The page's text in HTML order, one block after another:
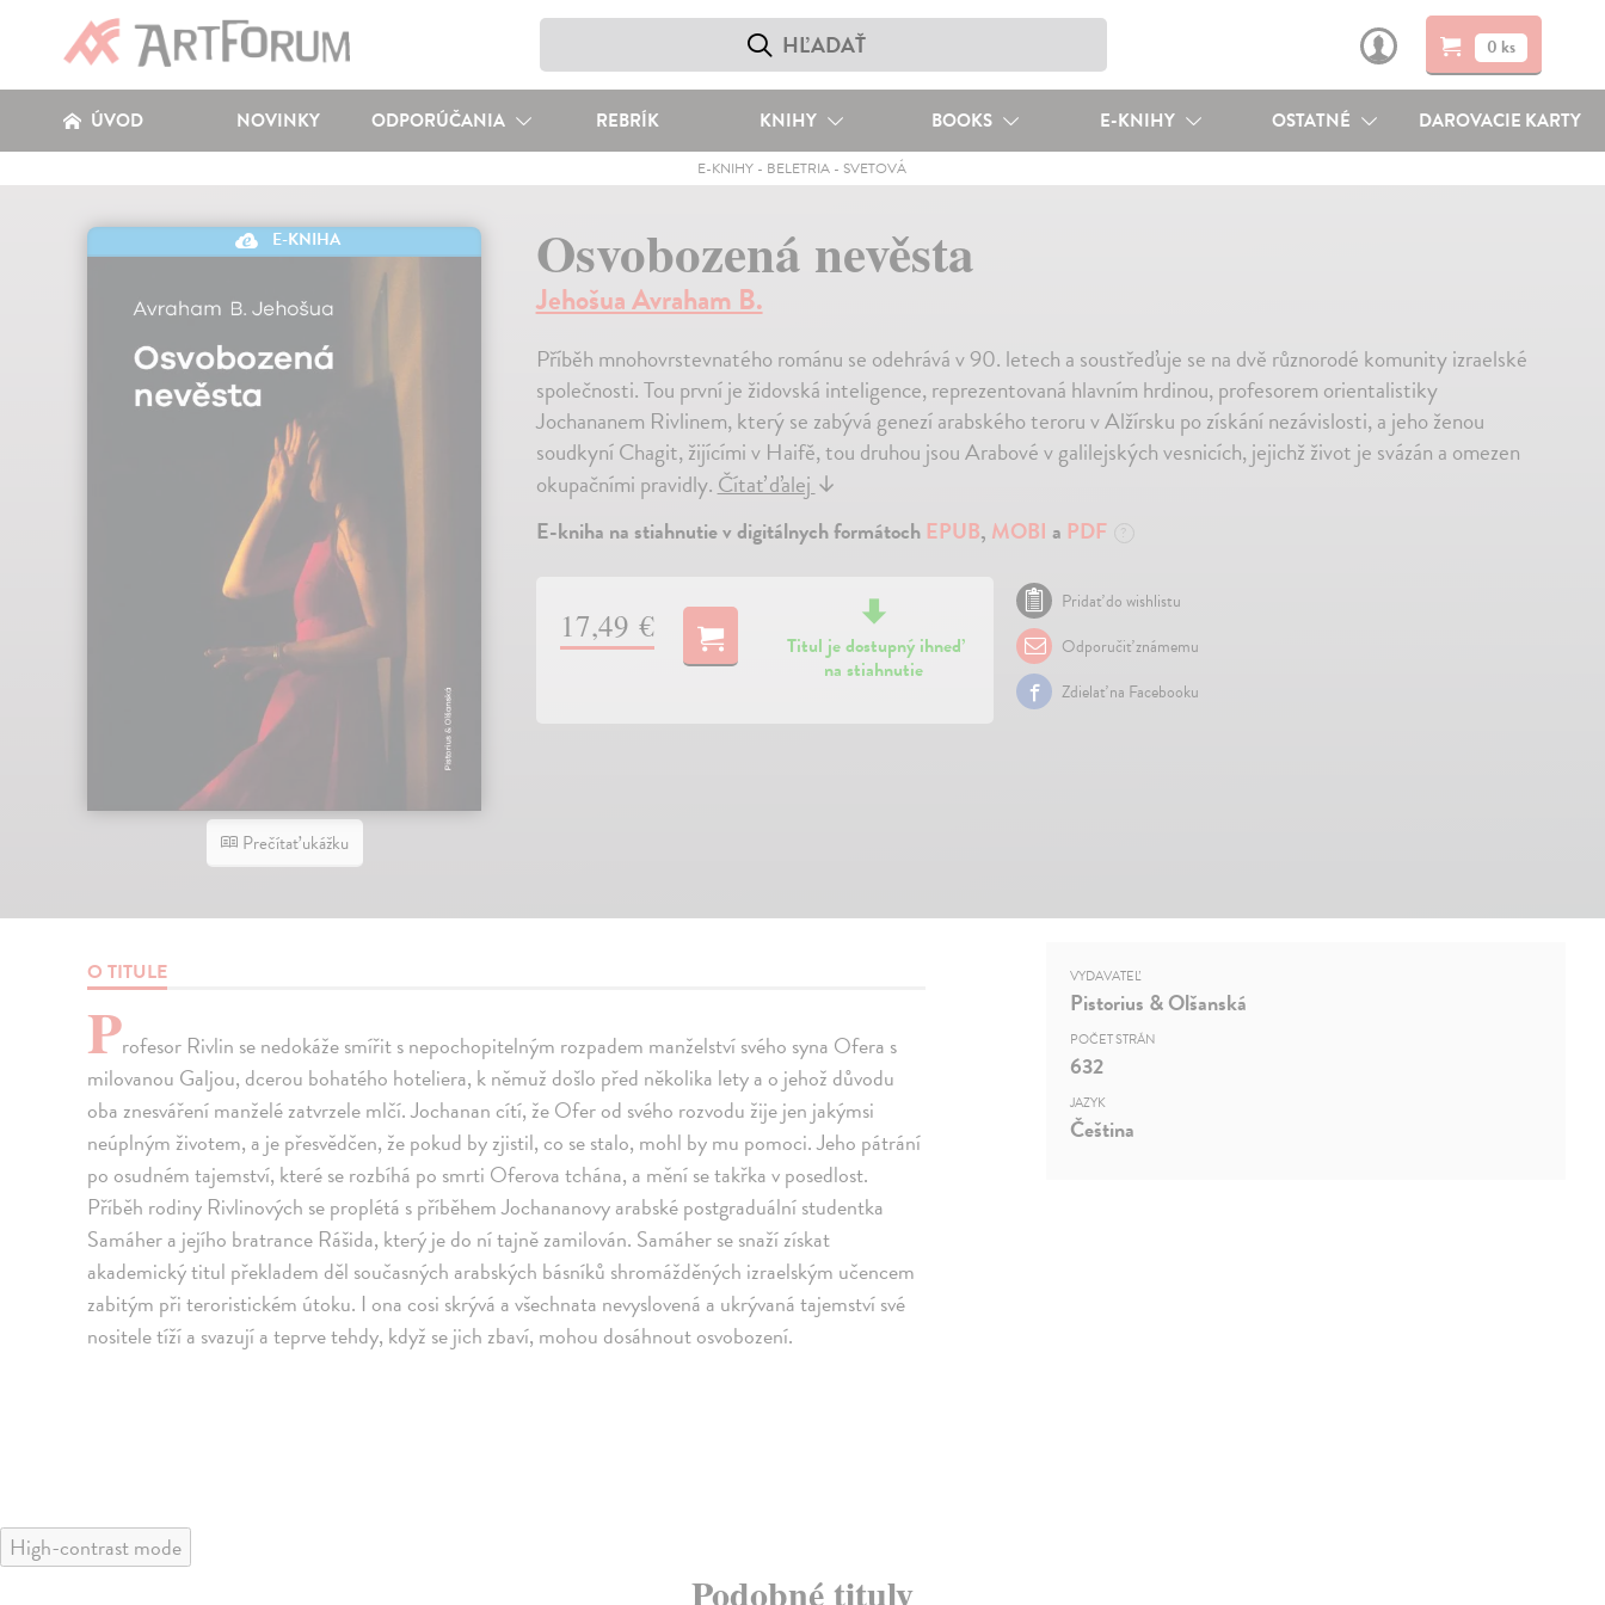
0 ks
ÚVOD NOVINKY ODPORÚČANIA REBRÍK KNIHY BOOKS E-KNIHY OSTATNÉ DAROVACIE KARTY
E-KNIHY - BELETRIA - SVETOVÁ
E-KNIHA
Prečítať ukážku
Osvobozená nevěsta
Jehošua Avraham B.
Příběh mnohovrstevnatého románu se odehrává v 90. letech a soustřeďuje se na dvě různorodé komunity izraelské
společnosti. Tou první je židovská inteligence, reprezentovaná hlavním hrdinou, profesorem orientalistiky
Jochananem Rivlinem, který se zabývá genezí arabského teroru v Alžírsku po získání nezávislosti, a jeho ženou
soudkyní Chagit, žijícími v Haifě, tou druhou jsou Arabové v galilejských vesnicích, jejichž život je svázán a omezen
okupačními pravidly.Čítať ďalej↓
E-kniha na stiahnutie v digitálnych formátoch EPUB, MOBI a PDF ?
17,49 €
Titul je dostupný ihneď
na stiahnutie
Pridať do wishlistu
Odporučiť známemu
Zdielať na Facebooku
O TITULE
Profesor Rivlin se nedokáže smířit s nepochopitelným rozpadem manželství svého syna Ofera s
milovanou Galjou, dcerou bohatého hoteliera, k němuž došlo před několika lety a o jehož důvodu
oba znesváření manželé zatvrzele mlčí. Jochanan cítí, že Ofer od svého rozvodu žije jen jakýmsi
neúplným životem, a je přesvědčen, že pokud by zjistil, co se stalo, mohl by mu pomoci. Jeho pátrání
po osudném tajemství, které se rozbíhá po smrti Oferova tchána, a mění se takřka v posedlost.
Příběh rodiny Rivlinových se proplétá s příběhem Jochananovy arabské postgraduální studentka
Samáher a jejího bratrance Rášida, který je do ní tajně zamilován. Samáher se snaží získat
akademický titul překladem děl současných arabských básníků shromážděných izraelským učencem
zabitým při teroristickém útoku. I ona cosi skrývá a všechnata nevyslovená a ukrývaná tajemství své
nositele tíží a svazují a teprve tehdy, když se jich zbaví, mohou dosáhnout osvobození.
VYDAVATEĽ
Pistorius & Olšanská
POČET STRÁN
632
JAZYK
Čeština
High-contrast mode
Podobné tituly